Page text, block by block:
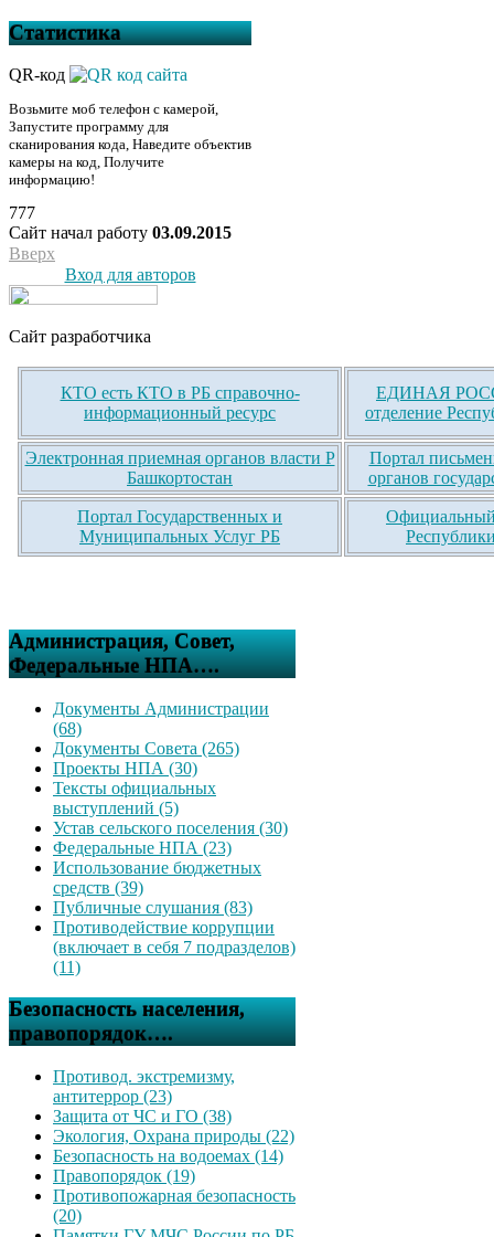
Статистика
QR-код
Возьмите моб телефон с камерой,
Запустите программу для
сканирования кода, Наведите объектив
камеры на код, Получите
информацию!
777
Сайт начал работу 03.09.2015
Вверх
Вход для авторов
Сайт разработчика
КТО есть КТО в РБ справочно-
информационный ресурс
ЕДИНАЯ
отделение
Электронная приемная органов власти Р
Башкортостан
Портал
органов
Портал Государственных и
Муниципальных Услуг РБ
Официальный
Администрация, Совет,
Федеральные НПА….
Документы Администрации
(68)
Документы Совета (265)
Проекты НПА (30)
Тексты официальных
выступлений (5)
Устав сельского поселения (30)
Федеральные НПА (23)
Использование бюджетных
средств (39)
Публичные слушания (83)
Противодействие коррупции
(включает в себя 7 подразделов)
(11)
Безопасность населения,
правопорядок….
Противод. экстремизму,
антитеррор (23)
Защита от ЧС и ГО (38)
Экология, Охрана природы (22)
Безопасность на водоемах (14)
Правопорядок (19)
Противопожарная безопасность
(20)